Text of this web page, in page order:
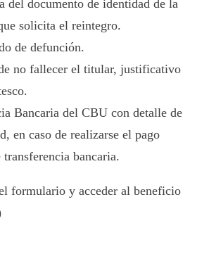
del documento de identidad de la
solicita el reintegro.
de defunción.
no fallecer el titular, justificativo
Bancaria del CBU con detalle de
en caso de realizarse el pago
transferencia bancaria.
formulario y acceder al beneficio